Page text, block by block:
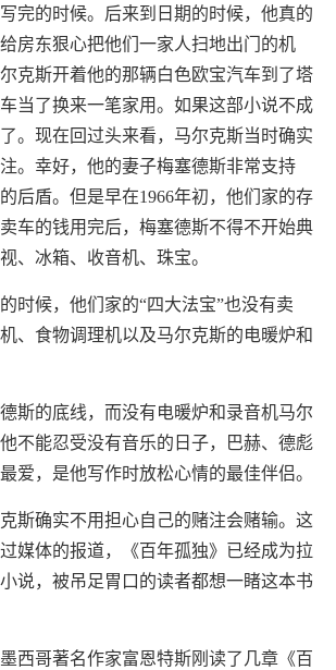
完的时候。后来到日期的时候，他真的
房东狠心把他们一家人扫地出门的机
克斯开着他的那辆白色欧宝汽车到了塔
当了换来一笔家用。如果这部小说不成
。现在回过头来看，马尔克斯当时确实
。幸好，他的妻子梅塞德斯非常支持
后盾。但是早在1966年初，他们家的存
车的钱用完后，梅塞德斯不得不开始典
、冰箱、收音机、珠宝。
时候，他们家的“四大法宝”也没有卖
、食物调理机以及马尔克斯的电暖炉和
斯的底线，而没有电暖炉和录音机马尔
不能忍受没有音乐的日子，巴赫、德彪
爱，是他写作时放松心情的最佳伴侣。
斯确实不用担心自己的赌注会赌输。这
媒体的报道，《百年孤独》已经成为拉
说，被吊足胃口的读者都想一睹这本书
西哥著名作家富恩特斯刚读了几章《百